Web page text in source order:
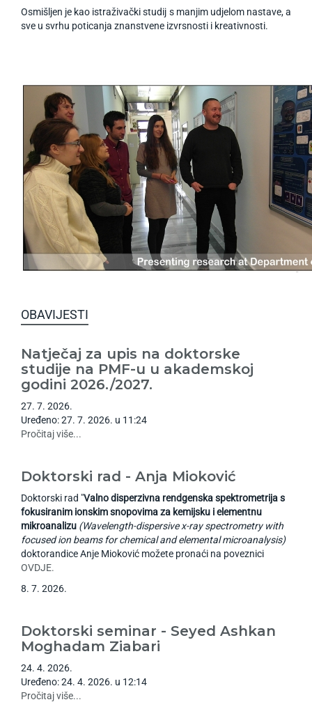
Osmišljen je kao istraživački studij s manjim udjelom nastave, a
sve u svrhu poticanja znanstvene izvrsnosti i kreativnosti.
OBAVIJESTI
Natječaj za upis na doktorske
studije na PMF-u u akademskoj
godini 2026./2027.
27. 7. 2026.
Uređeno: 27. 7. 2026. u 11:24
Pročitaj više...
Doktorski rad - Anja Mioković
Doktorski rad "Valno disperzivna rendgenska spektrometrija s
fokusiranim ionskim snopovima za kemijsku i elementnu
mikroanalizu (Wavelength-dispersive x-ray spectrometry with
focused ion beams for chemical and elemental microanalysis)
doktorandice Anje Mioković možete pronaći na poveznici
OVDJE.
8. 7. 2026.
Doktorski seminar - Seyed Ashkan
Moghadam Ziabari
24. 4. 2026.
Uređeno: 24. 4. 2026. u 12:14
Pročitaj više...